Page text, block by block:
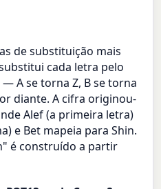
de substituição mais
cada letra pelo
A se torna Z, B se torna
diante. A cifra originou-
Alef (a primeira letra)
e Bet mapeia para Shin.
é construído a partir